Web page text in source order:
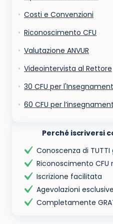
Costi e Convenzioni
Riconoscimento CFU
Valutazione ANVUR
Videointervista al Rettore
30 CFU per
60 CFU per
Perché iscriversi
Conoscenza di TUTTI
Riconoscimento CFU
Iscrizione facilitata
Agevolazioni esclusive
Completamente